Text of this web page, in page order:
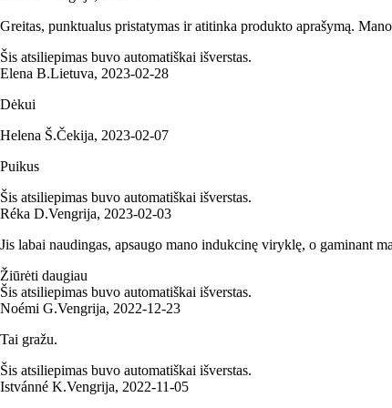
Greitas, punktualus pristatymas ir atitinka produkto aprašymą.
Šis atsiliepimas buvo automatiškai išverstas.
Elena B.Lietuva, 2023‑02‑28
Dėkui
Helena Š.Čekija, 2023‑02‑07
Puikus
Šis atsiliepimas buvo automatiškai išverstas.
Réka D.Vengrija, 2023‑02‑03
Jis labai naudingas, apsaugo mano indukcinę viryklę, o gaminant
Žiūrėti daugiau
Šis atsiliepimas buvo automatiškai išverstas.
Noémi G.Vengrija, 2022‑12‑23
Tai gražu.
Šis atsiliepimas buvo automatiškai išverstas.
Istvánné K.Vengrija, 2022‑11‑05